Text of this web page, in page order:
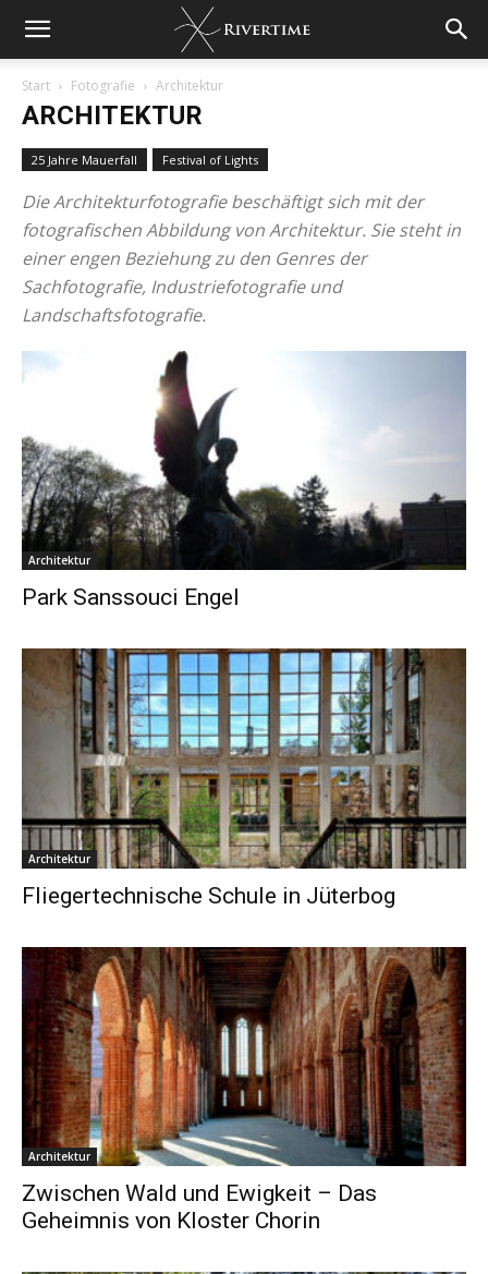
Start Fotografie Architektur
ARCHITEKTUR
25 Jahre Mauerfall Festival of Lights
Die Architekturfotografie beschäftigt sich mit der
fotografischen Abbildung von Architektur. Sie steht in
einer engen Beziehung zu den Genres der
Sachfotografie, Industriefotografie und
Landschaftsfotografie.
Architektur
Park Sanssouci Engel
Architektur
Fliegertechnische Schule in Jüterbog
Architektur
Zwischen Wald und Ewigkeit – Das
Geheimnis von Kloster Chorin